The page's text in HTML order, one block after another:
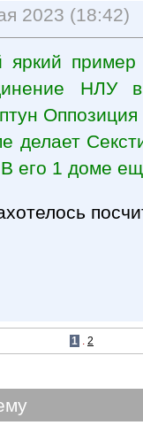
2023 (18:42)
НЛУ
делает
его 1 доме
1 . 2